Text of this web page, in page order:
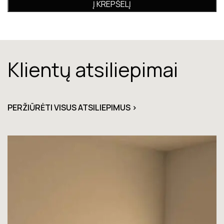
Į KREPŠELĮ
Klientų atsiliepimai
PERŽIŪRĖTI VISUS ATSILIEPIMUS >